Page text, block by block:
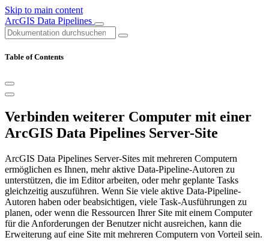
Skip to main content
ArcGIS Data Pipelines
Table of Contents
Verbinden weiterer Computer mit einer
ArcGIS Data Pipelines Server-Site
ArcGIS Data Pipelines Server-Sites mit mehreren Computern
ermöglichen es Ihnen, mehr aktive Data-Pipeline-Autoren zu
unterstützen, die im Editor arbeiten, oder mehr geplante Tasks
gleichzeitig auszuführen. Wenn Sie viele aktive Data-Pipeline-
Autoren haben oder beabsichtigen, viele Task-Ausführungen zu
planen, oder wenn die Ressourcen Ihrer Site mit einem Computer
für die Anforderungen der Benutzer nicht ausreichen, kann die
Erweiterung auf eine Site mit mehreren Computern von Vorteil sein.